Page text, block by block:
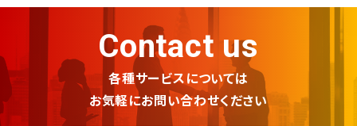
Contact us
各種サービスについては
お気軽にお問い合わせください